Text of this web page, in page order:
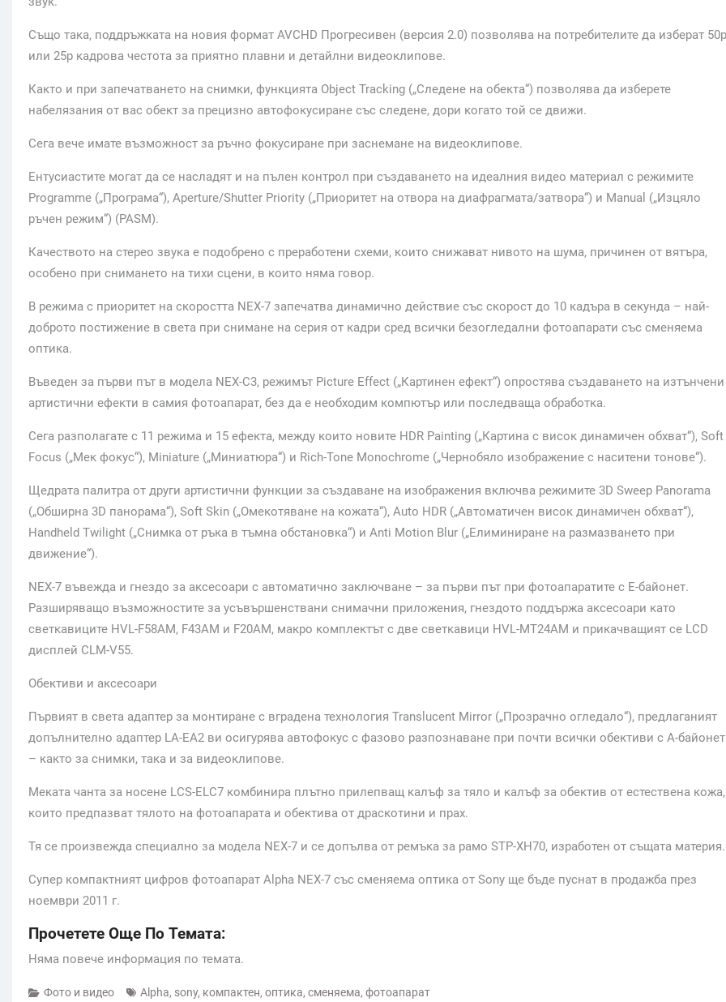
Също така, поддръжката на новия формат AVCHD Прогресивен (версия 2.0) позволява на потребителите да изберат 50p
или 25p кадрова честота за приятно плавни и детайлни видеоклипове.
Както и при запечатването на снимки, функцията Object Tracking („Следене на обекта“) позволява да изберете
набелязания от вас обект за прецизно автофокусиране със следене, дори когато той се движи.
Сега вече имате възможност за ръчно фокусиране при заснемане на видеоклипове.
Ентусиастите могат да се насладят и на пълен контрол при създаването на идеалния видео материал с режимите
Programme („Програма“), Aperture/Shutter Priority („Приоритет на отвора на диафрагмата/затвора“) и Manual („Изцяло
ръчен режим“) (PASM).
Качеството на стерео звука е подобрено с преработени схеми, които снижават нивото на шума, причинен от вятъра,
особено при снимането на тихи сцени, в които няма говор.
В режима с приоритет на скоростта NEX-7 запечатва динамично действие със скорост до 10 кадъра в секунда – най-
доброто постижение в света при снимане на серия от кадри сред всички безогледални фотоапарати със сменяема
оптика.
Въведен за първи път в модела NEX-C3, режимът Picture Effect („Картинен ефект“) опростява създаването на изтънчени
артистични ефекти в самия фотоапарат, без да е необходим компютър или последваща обработка.
Сега разполагате с 11 режима и 15 ефекта, между които новите HDR Painting („Картина с висок динамичен обхват“), Soft
Focus („Мек фокус“), Miniature („Миниатюра“) и Rich-Tone Monochrome („Чернобяло изображение с наситени тонове“).
Щедрата палитра от други артистични функции за създаване на изображения включва режимите 3D Sweep Panorama
(„Обширна 3D панорама“), Soft Skin („Омекотяване на кожата“), Auto HDR („Автоматичен висок динамичен обхват“),
Handheld Twilight („Снимка от ръка в тъмна обстановка“) и Anti Motion Blur („Елиминиране на размазването при
движение“).
NEX-7 въвежда и гнездо за аксесоари с автоматично заключване – за първи път при фотоапаратите с E-байонет.
Разширяващо възможностите за усъвършенствани снимачни приложения, гнездото поддържа аксесоари като
светкавиците HVL-F58AM, F43AM и F20AM, макро комплектът с две светкавици HVL-MT24AM и прикачващият се LCD
дисплей CLM-V55.
Обективи и аксесоари
Първият в света адаптер за монтиране с вградена технология Translucent Mirror („Прозрачно огледало“), предлаганият
допълнително адаптер LA-EA2 ви осигурява автофокус с фазово разпознаване при почти всички обективи с A-байонет
– както за снимки, така и за видеоклипове.
Меката чанта за носене LCS-ELC7 комбинира плътно прилепващ калъф за тяло и калъф за обектив от естествена кожа,
които предпазват тялото на фотоапарата и обектива от драскотини и прах.
Тя се произвежда специално за модела NEX-7 и се допълва от ремъка за рамо STP-XH70, изработен от същата материя.
Супер компактният цифров фотоапарат Alpha NEX-7 със сменяема оптика от Sony ще бъде пуснат в продажба през
ноември 2011 г.
Прочетете Още По Темата:
Няма повече информация по темата.
Фото и видео Alpha, sony, компактен, оптика, сменяема, фотоапарат